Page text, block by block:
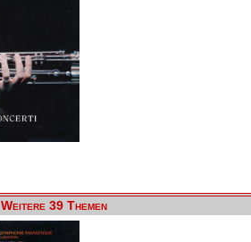
Weitere 39 Themen